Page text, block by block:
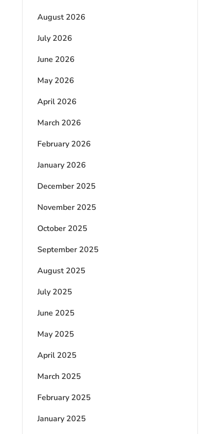
August 2026
July 2026
June 2026
May 2026
April 2026
March 2026
February 2026
January 2026
December 2025
November 2025
October 2025
September 2025
August 2025
July 2025
June 2025
May 2025
April 2025
March 2025
February 2025
January 2025